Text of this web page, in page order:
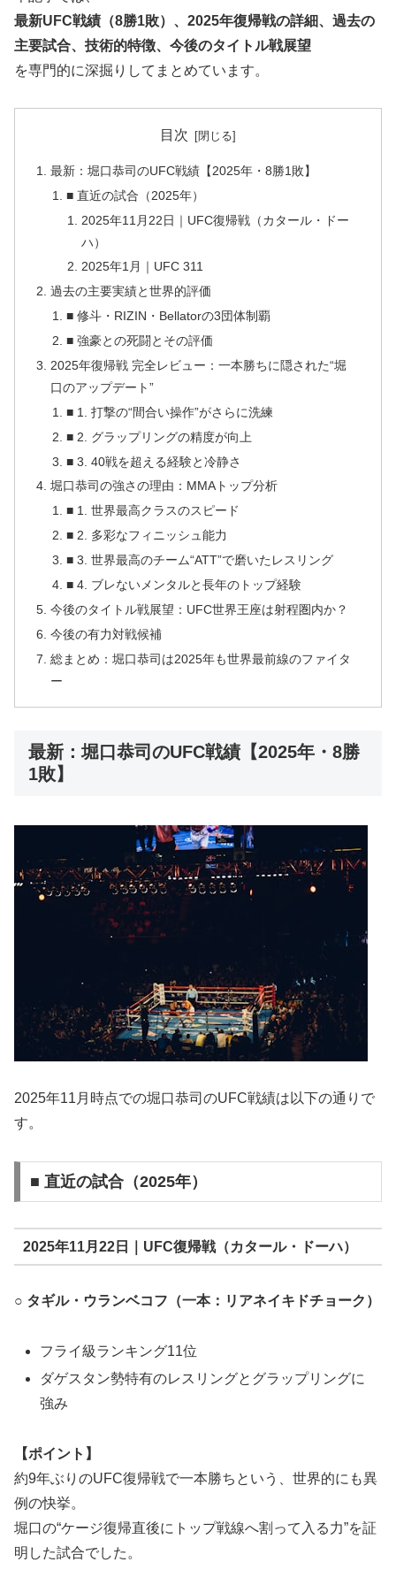
最新UFC戦績（8勝1敗）、2025年復帰戦の詳細、過去の
主要試合、技術的特徴、今後のタイトル戦展望
を専門的に深掘りしてまとめています。
目次
最新：堀口恭司のUFC戦績【2025年・8勝1敗】
■ 直近の試合（2025年）
2025年11月22日｜UFC復帰戦（カタール・ドー
ハ）
2025年1月｜UFC 311
過去の主要実績と世界的評価
■ 修斗・RIZIN・Bellatorの3団体制覇
■ 強豪との死闘とその評価
2025年復帰戦 完全レビュー：一本勝ちに隠された“堀
口のアップデート”
■ 1. 打撃の“間合い操作”がさらに洗練
■ 2. グラップリングの精度が向上
■ 3. 40戦を超える経験と冷静さ
堀口恭司の強さの理由：MMAトップ分析
■ 1. 世界最高クラスのスピード
■ 2. 多彩なフィニッシュ能力
■ 3. 世界最高のチーム“ATT”で磨いたレスリング
■ 4. ブレないメンタルと長年のトップ経験
今後のタイトル戦展望：UFC世界王座は射程圏内か？
今後の有力対戦候補
総まとめ：堀口恭司は2025年も世界最前線のファイタ
ー
最新：堀口恭司のUFC戦績【2025年・8勝
1敗】
2025年11月時点での堀口恭司のUFC戦績は以下の通りで
す。
■ 直近の試合（2025年）
2025年11月22日｜UFC復帰戦（カタール・ドーハ）
○ タギル・ウランベコフ（一本：リアネイキドチョーク）
フライ級ランキング11位
ダゲスタン勢特有のレスリングとグラップリングに
強み
【ポイント】
約9年ぶりのUFC復帰戦で一本勝ちという、世界的にも異
例の快挙。
堀口の“ケージ復帰直後にトップ戦線へ割って入る力”を証
明した試合でした。